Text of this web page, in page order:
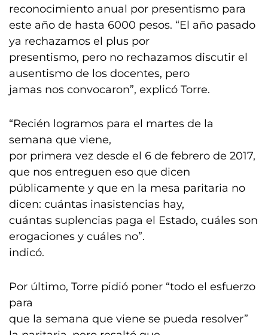
reconocimiento anual por presentismo para
este año de hasta 6000 pesos. “El año pasado
ya rechazamos el plus por
presentismo, pero no rechazamos discutir el
ausentismo de los docentes, pero
jamas nos convocaron”, explicó Torre.
“Recién logramos para el martes de la
semana que viene,
por primera vez desde el 6 de febrero de 2017,
que nos entreguen eso que dicen
públicamente y que en la mesa paritaria no
dicen: cuántas inasistencias hay,
cuántas suplencias paga el Estado, cuáles son
erogaciones y cuáles no”.
indicó.
Por último, Torre pidió poner “todo el esfuerzo
para
que la semana que viene se pueda resolver”